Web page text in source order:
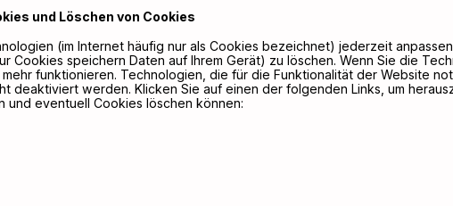
und Löschen von Cookies
(im Internet häufig nur als Cookies bezeichnet) jederzeit
Cookies speichern Daten auf Ihrem Gerät) zu löschen. Wenn Sie die
funktionieren. Technologien, die für die Funktionalität der Website
deaktiviert werden. Klicken Sie auf einen der folgenden Links, um
und eventuell Cookies löschen können: